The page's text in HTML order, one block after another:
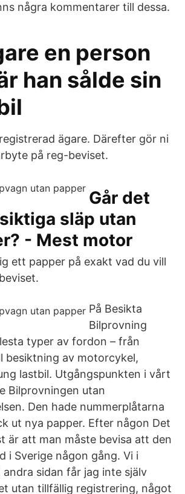
några kommentarer till dessa.
en person
han sålde sin
ägare. Därefter gör ni
på reg-beviset.
Går det
släp utan
- Mest motor
ett papper på exakt vad du vill
På Besikta
Bilprovning
typer av fordon – från
besiktning av motorcykel,
lastbil. Utgångspunkten i vårt
Bilprovningen utan
Den hade nummerplåtarna
ut nya papper. Efter någon Det
är att man måste bevisa att den
i Sverige någon gång. Vi i
andra sidan får jag inte själv
utan tillfällig registrering, något